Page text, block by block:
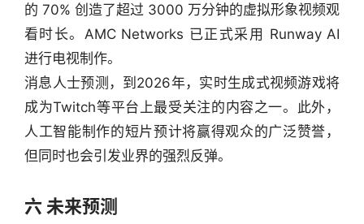
的 70% 创造了超过 3000 万分钟的虚拟形象视频观
看时长。AMC Networks 已正式采用 Runway AI
进行电视制作。
消息人士预测，到2026年，实时生成式视频游戏将
成为Twitch等平台上最受关注的内容之一。此外，
人工智能制作的短片预计将赢得观众的广泛赞誉，
但同时也会引发业界的强烈反弹。
六 未来预测